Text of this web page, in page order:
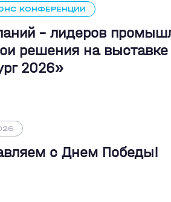
КОНФЕРЕНЦИИ
- лидеров
решения на
2026»
с Днем Победы!